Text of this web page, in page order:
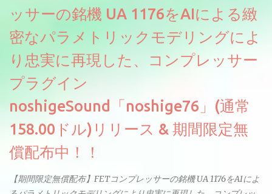
ッサーの銘機 UA 1176をAIによる緻
密なパラメトリックモデリングによ
り忠実に再現した、コンプレッサー
プラグイン
noshigeSound「noshige76」(通常
158.00ドル)リリース & 期間限定無
償配布中！！
【期間限定無償配布】FETコンプレッサーの銘機 UA 1176をAIによ